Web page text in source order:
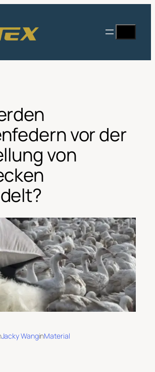
vor der
von
Jacky WanginMaterial